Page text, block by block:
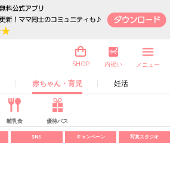
赤ちゃん・育児 妊活
SHOP 内祝い メニュー
離乳食 優待パス
SNS キャンペーン 写真スタジオ